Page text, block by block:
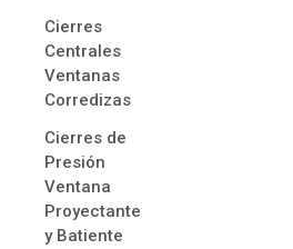
Cierres
Centrales
Ventanas
Corredizas
Cierres de
Presión
Ventana
Proyectante
y Batiente